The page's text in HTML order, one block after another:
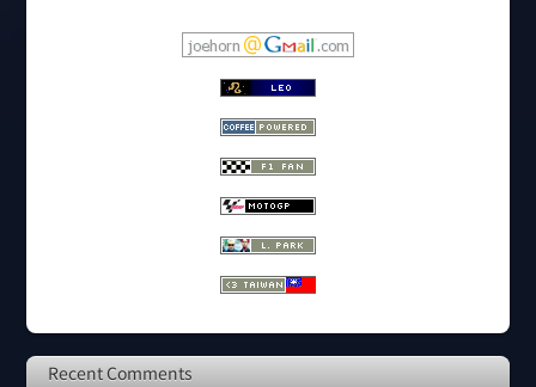
Recent Comments